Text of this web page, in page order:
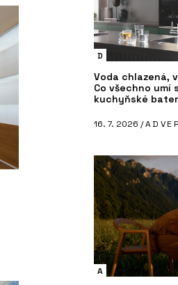
D
Voda chlazená,
Co všechno umí
kuchyňské
16. 7. 2026 /
A